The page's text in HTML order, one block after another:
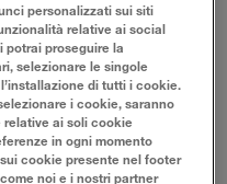
in un istante.
personalizzati sui siti
relative ai social
potrai proseguire la
selezionare le singole
di tutti i cookie.
i cookie, saranno
ai soli cookie
in ogni momento
cookie presente nel footer
noi e i nostri partner